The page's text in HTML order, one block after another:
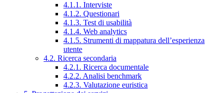
4.1.1. Interviste
4.1.2. Questionari
4.1.3. Test di usabilità
4.1.4. Web analytics
4.1.5. Strumenti di mappatura dell’esperienza
utente
4.2. Ricerca secondaria
4.2.1. Ricerca documentale
4.2.2. Analisi benchmark
4.2.3. Valutazione euristica